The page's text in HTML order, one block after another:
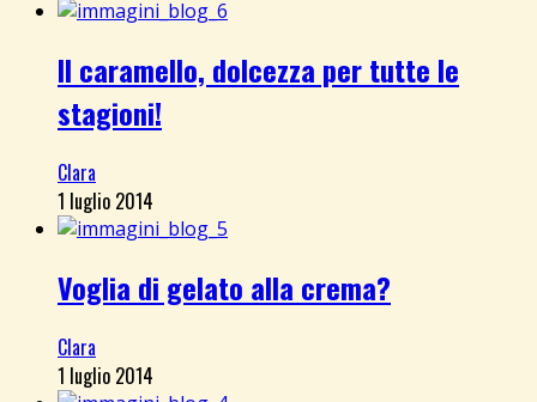
Il caramello, dolcezza per tutte le
stagioni!
Clara
1 luglio 2014
Voglia di gelato alla crema?
Clara
1 luglio 2014